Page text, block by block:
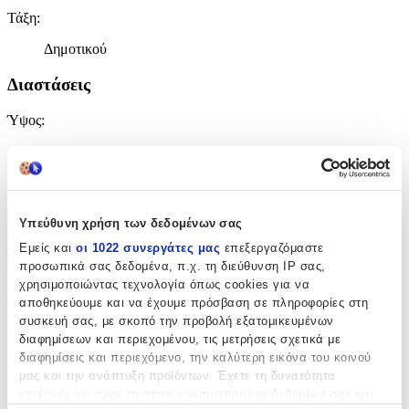
Υπεύθυνη χρήση των δεδομένων σας
Εμείς και οι 1022 συνεργάτες μας επεξεργαζόμαστε
προσωπικά σας δεδομένα, π.χ. τη διεύθυνση IP σας,
χρησιμοποιώντας τεχνολογία όπως cookies για να
αποθηκεύουμε και να έχουμε πρόσβαση σε πληροφορίες στη
συσκευή σας, με σκοπό την προβολή εξατομικευμένων
διαφημίσεων και περιεχομένου, τις μετρήσεις σχετικά με
διαφημίσεις και περιεχόμενο, την καλύτερη εικόνα του κοινού
μας και την ανάπτυξη προϊόντων. Έχετε τη δυνατότητα
Τάξη:
Δημοτικού
Διαστάσεις
Ύψος:
Χαρακτηριστικά
Χαρακτηριστικά
Κατασκευαστής:
Loungefly
Βασικά Χαρακτηριστικά